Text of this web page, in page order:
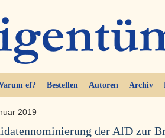
ef? Bestellen Autoren Archiv
2019
der AfD zur